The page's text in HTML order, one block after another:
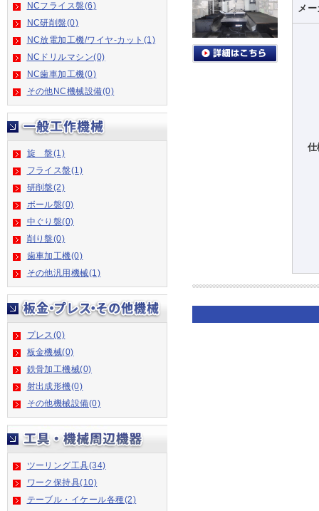
NCフライス盤(6)
NC研削盤(0)
NC放電加工機/ワイヤ-カット(1)
NCドリルマシン(0)
NC歯車加工機(0)
その他NC機械設備(0)
旋 盤(1)
フライス盤(1)
研削盤(2)
ボール盤(0)
中ぐり盤(0)
削り盤(0)
歯車加工機(0)
その他汎用機械(1)
プレス(0)
板金機械(0)
鉄骨加工機械(0)
射出成形機(0)
その他機械設備(0)
ツーリング工具(34)
ワーク保持具(10)
テーブル・イケール各種(2)
メ
仕